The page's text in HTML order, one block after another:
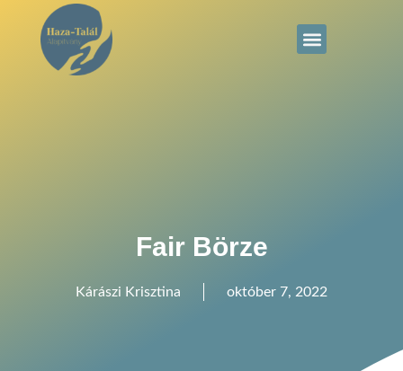
Fair Börze
Kárászi Krisztina október 7, 2022